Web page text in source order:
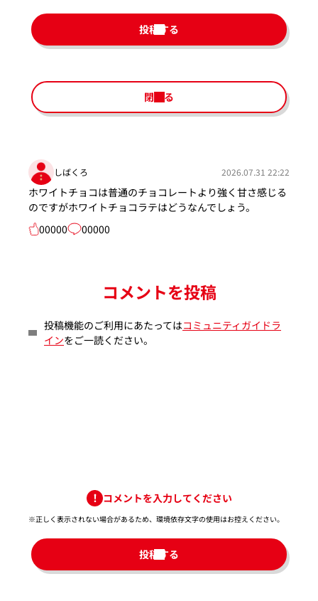
投稿する
閉じる
しばくろ 2026.07.31 22:22
ホワイトチョコは普通のチョコレートより強く甘さ感じる
のですがホワイトチョコラテはどうなんでしょう。
00000
00000
コメントを投稿
投稿機能のご利用にあたってはコミュニティガイドラ
インをご一読ください。
コメントを入力してください
※正しく表示されない場合があるため、環境依存文字の使用はお控えください。​
投稿する